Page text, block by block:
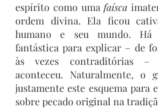
espírito como umafaísca
ordem divina. Ela ficou
humano e seu mundo.
fantástica para explicar – de
às vezes contraditórias –
aconteceu. Naturalmente, o
justamente este esquema para
sobre pecado original na